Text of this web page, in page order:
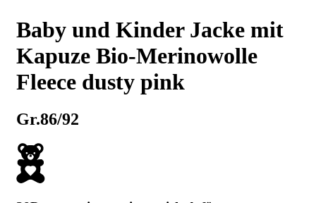
Baby und Kinder Jacke mit
Kapuze Bio-Merinowolle
Fleece dusty pink
Gr.86/92